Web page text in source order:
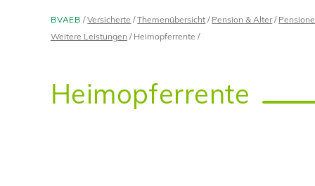
BVAEB Versicherte Themenübersicht Pension & Alter
Weitere Leistungen
Heimopferrente
Heimopferrente